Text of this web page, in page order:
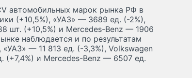
автомобильных марок рынка РФ в
(+10,5%), «УАЗ» — 3689 ед. (-2%),
шт. (+10,5%) и Mercedes-Benz — 1906
наблюдается и по результатам
— 11 813 ед. (-3,3%), Volkswagen
и Mercedes-Benz — 6507 ед.